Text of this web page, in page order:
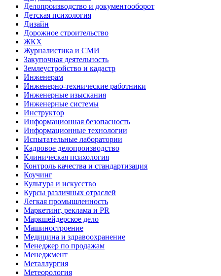
Делопроизводство и документооборот
Детская психология
Дизайн
Дорожное строительство
ЖКХ
Журналистика и СМИ
Закупочная деятельность
Землеустройство и кадастр
Инженерам
Инженерно-технические работники
Инженерные изыскания
Инженерные системы
Инструктор
Информационная безопасность
Информационные технологии
Испытательные лаборатории
Кадровое делопроизводство
Клиническая психология
Контроль качества и стандартизация
Коучинг
Культура и искусство
Курсы различных отраслей
Легкая промышленность
Маркетинг, реклама и PR
Маркшейдерское дело
Машиностроение
Медицина и здравоохранение
Менеджер по продажам
Менеджмент
Металлургия
Метеорология